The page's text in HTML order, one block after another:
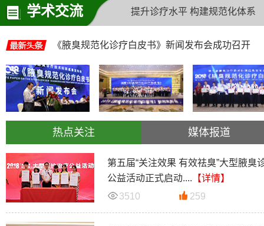
学术交流 提升诊疗水平 构建规范化体系
《腋臭规范化诊疗白皮书》新闻发布会成功召开
热点关注 媒体报道
第五届“关注效果 有效祛臭”大型腋臭
公益活动正式启动.... 【详情】
3510
259